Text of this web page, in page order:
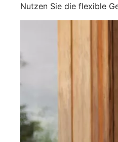
Nutzen Sie die flexible